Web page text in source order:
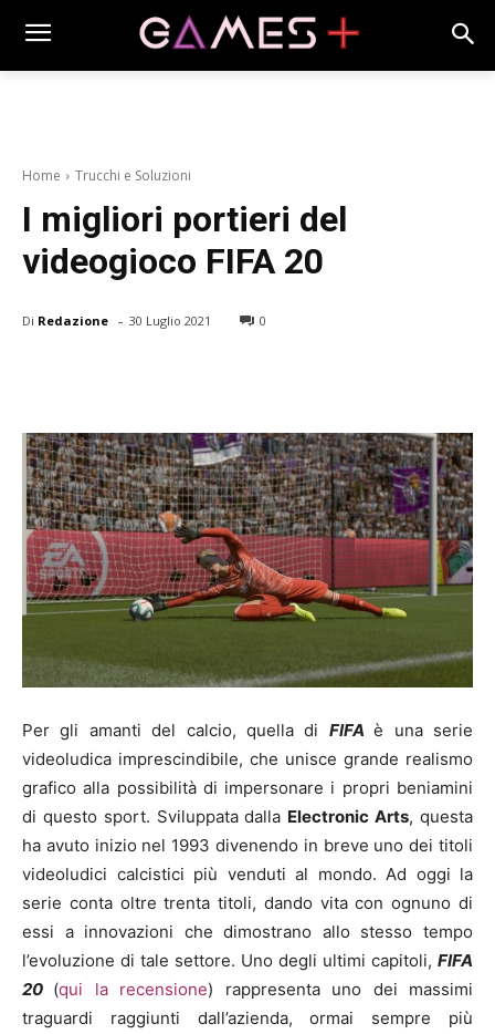
Home Trucchi e Soluzioni
I migliori portieri del
videogioco FIFA 20
Di Redazione - 30 Luglio 2021 0
Per gli amanti del calcio, quella di FIFAè una serie
videoludica imprescindibile, che unisce grande realismo
grafico alla possibilità di impersonare i propri beniamini
di questo sport. Sviluppata dalla Electronic Arts, questa
ha avuto inizio nel 1993 divenendo in breve uno dei titoli
videoludici calcistici più venduti al mondo. Ad oggi la
serie conta oltre trenta titoli, dando vita con ognuno di
essi a innovazioni che dimostrano allo stesso tempo
l’evoluzione di tale settore. Uno degli ultimi capitoli, FIFA
20 (qui la recensione) rappresenta uno dei massimi
traguardi raggiunti dall’azienda, ormai sempre più